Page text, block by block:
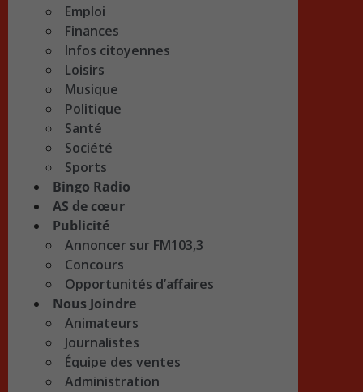
Emploi
Finances
Infos citoyennes
Loisirs
Musique
Politique
Santé
Société
Sports
Bingo Radio
AS de cœur
Publicité
Annoncer sur FM103,3
Concours
Opportunités d’affaires
Nous Joindre
Animateurs
Journalistes
Équipe des ventes
Administration